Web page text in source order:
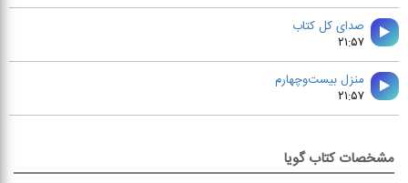
صدای کل کتاب
۲۱:۵۷
منزل بيست‌وچهارم
۲۱:۵۷
مشخصات کتاب گویا